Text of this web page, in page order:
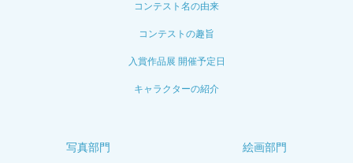
コンテスト名の由来
コンテストの趣旨
入賞作品展 開催予定日
キャラクターの紹介
写真部門 絵画部門